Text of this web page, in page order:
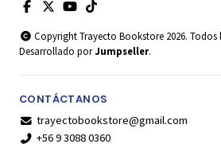
Copyright Trayecto Bookstore 2026. Todos
Desarrollado porJumpseller.
CONTÁCTANOS
trayectobookstore@gmail.com
+56 9 3088 0360